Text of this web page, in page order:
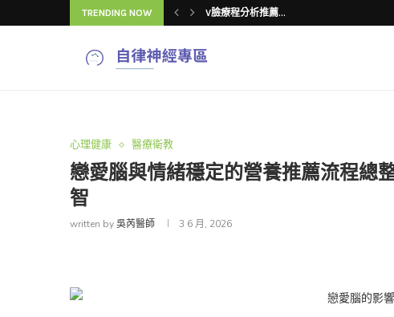
TRENDING NOW 下顎線雙頰顯老怎...
心理健康 醫療衛教
戀愛腦與情緒穩定的營養推薦流程總
智
written by吳芮醫師 3 6 月, 2026